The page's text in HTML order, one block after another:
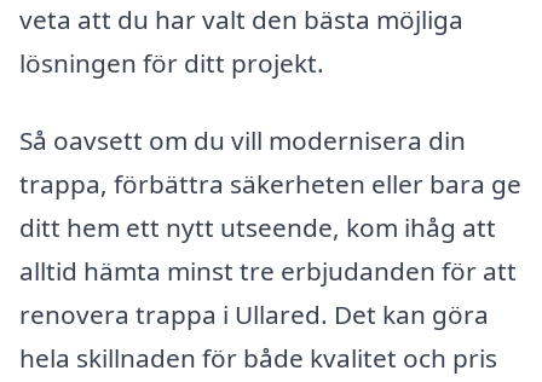
veta att du har valt den bästa möjliga
lösningen för ditt projekt.
Så oavsett om du vill modernisera din
trappa, förbättra säkerheten eller bara ge
ditt hem ett nytt utseende, kom ihåg att
alltid hämta minst tre erbjudanden för att
renovera trappa i Ullared. Det kan göra
hela skillnaden för både kvalitet och pris